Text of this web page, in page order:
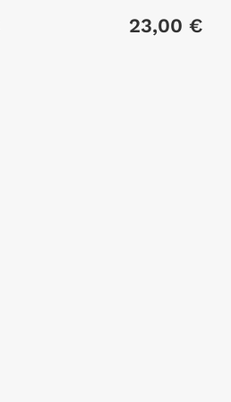
23,00 €